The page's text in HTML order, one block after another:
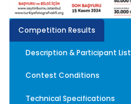
Competition Results
Description & Participant List
Contest Conditions
Technical Specifications